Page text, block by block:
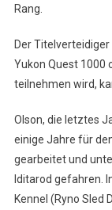
Rang.
Der
Yukon Quest 1000
teilnehmen wird,
Olson, die letztes
einige Jahre für
gearbeitet und
Iditarod gefahren.
Kennel (Ryno Sled